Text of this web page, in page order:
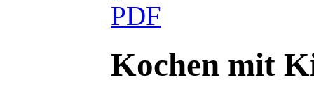
Kochen mit